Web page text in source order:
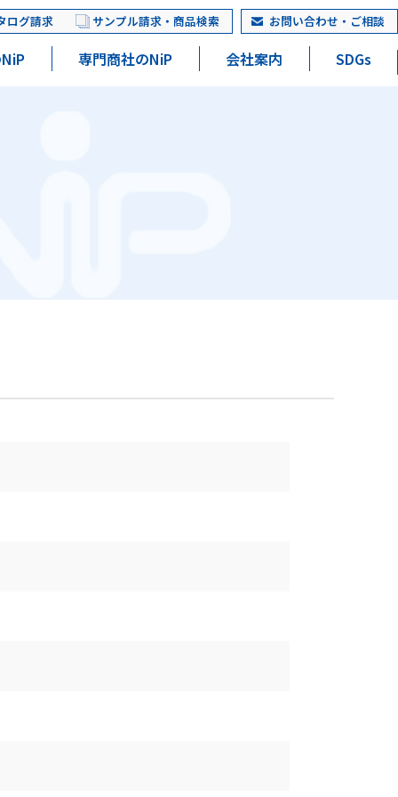
ログ請求 サンプル請求・商品検索 お問い合わせ・ご相談
専門商社のNiP 会社案内 SDGs